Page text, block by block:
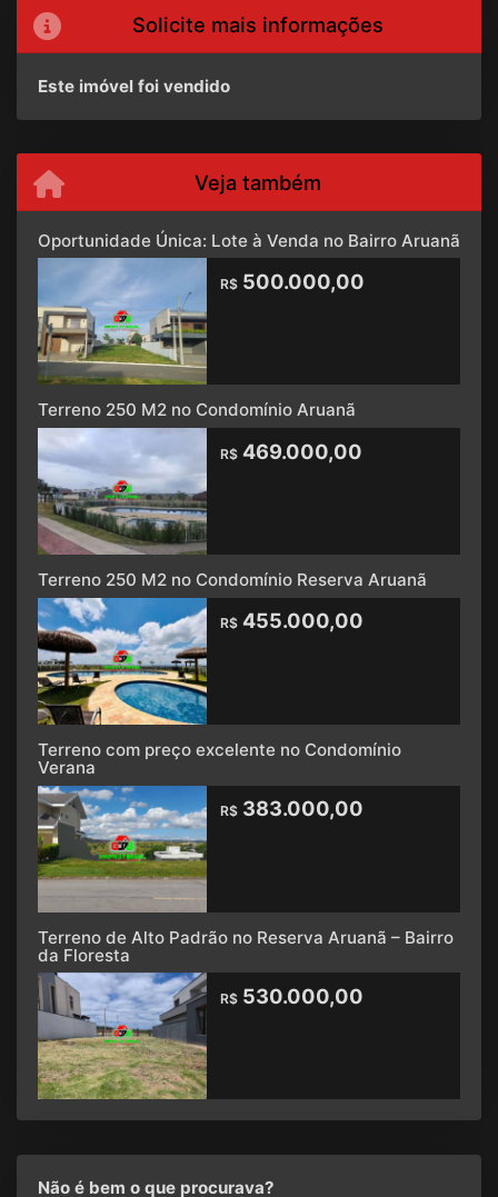
Solicite mais informações
Este imóvel foi vendido
Veja também
Oportunidade Única: Lote à Venda no Bairro Aruanã
R$ 500.000,00
Terreno 250 M2 no Condomínio Aruanã
R$ 469.000,00
Terreno 250 M2 no Condomínio Reserva Aruanã
R$ 455.000,00
Terreno com preço excelente no Condomínio
Verana
R$ 383.000,00
Terreno de Alto Padrão no Reserva Aruanã – Bairro
da Floresta
R$ 530.000,00
Não é bem o que procurava?